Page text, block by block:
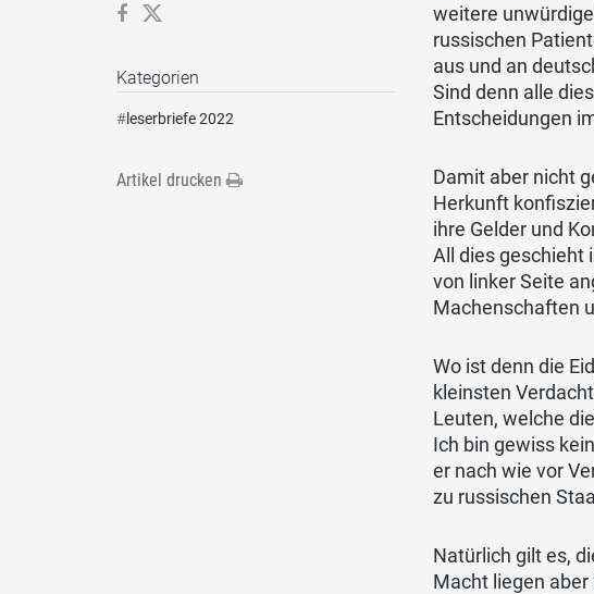
weitere
russischen
aus und an
Sind denn alle
Entscheidungen
Damit aber nicht
Herkunft
ihre Gelder und
All dies geschieht
von linker Seite
Machenschaften
Wo ist denn die
kleinsten
Leuten, welche
Ich bin gewiss
er nach wie vor
zu russischen
Natürlich gilt es,
Macht liegen
Kategorien
#leserbriefe 2022
Artikel drucken